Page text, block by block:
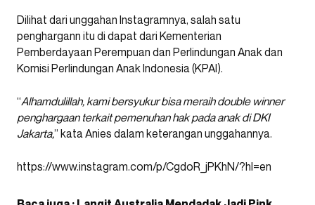
Dilihat dari unggahan Instagramnya, salah satu
penghargann itu di dapat dari Kementerian
Pemberdayaan Perempuan dan Perlindungan Anak dan
Komisi Perlindungan Anak Indonesia (KPAI).
“Alhamdulillah, kami bersyukur bisa meraih double winner
penghargaan terkait pemenuhan hak pada anak di DKI
Jakarta,” kata Anies dalam keterangan unggahannya.
https://www.instagram.com/p/CgdoR_jPKhN/?hl=en